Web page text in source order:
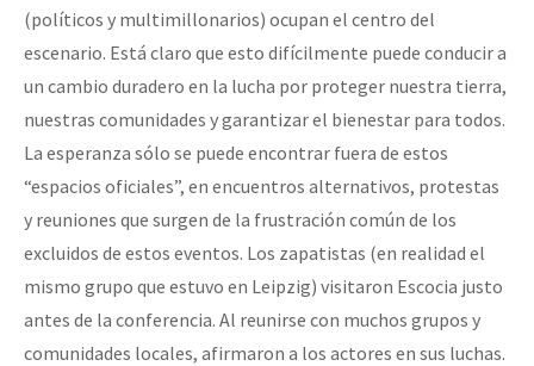
(políticos y multimillonarios) ocupan el centro del
escenario. Está claro que esto difícilmente puede conducir a
un cambio duradero en la lucha por proteger nuestra tierra,
nuestras comunidades y garantizar el bienestar para todos.
La esperanza sólo se puede encontrar fuera de estos
“espacios oficiales”, en encuentros alternativos, protestas
y reuniones que surgen de la frustración común de los
excluidos de estos eventos. Los zapatistas (en realidad el
mismo grupo que estuvo en Leipzig) visitaron Escocia justo
antes de la conferencia. Al reunirse con muchos grupos y
comunidades locales, afirmaron a los actores en sus luchas.